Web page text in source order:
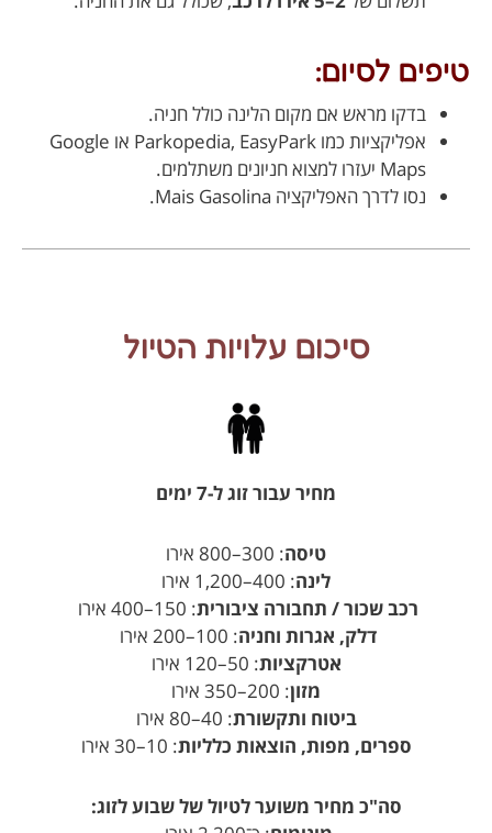
טיפים לסיום:
בדקו מראש אם מקום הלינה כולל חניה.
אפליקציות כמו Parkopedia, EasyPark או Google
Maps יעזרו למצוא חניונים משתלמים.
נסו לדרך האפליקציה Mais Gasolina.
סיכום עלויות הטיול
מחיר עבור זוג ל-7 ימים
טיסה: 300–800 אירו
לינה: 400–1,200 אירו
רכב שכור / תחבורה ציבורית: 150–400 אירו
דלק, אגרות וחניה: 100–200 אירו
אטרקציות: 50–120 אירו
מזון: 200–350 אירו
ביטוח ותקשורת: 40–80 אירו
ספרים, מפות, הוצאות כלליות: 10–30 אירו
סה"כ מחיר משוער לטיול של שבוע לזוג: